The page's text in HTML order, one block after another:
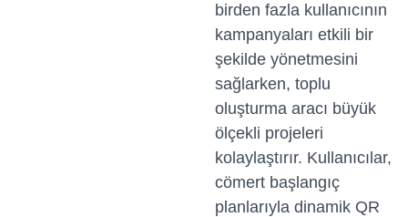
birden fazla kullanıcının
kampanyaları etkili bir
şekilde yönetmesini
sağlarken, toplu
oluşturma aracı büyük
ölçekli projeleri
kolaylaştırır. Kullanıcılar,
cömert başlangıç
planlarıyla dinamik QR